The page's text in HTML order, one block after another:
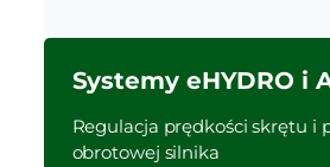
Systemy eHYDRO i
Regulacja prędkości skrętu i
obrotowej silnika